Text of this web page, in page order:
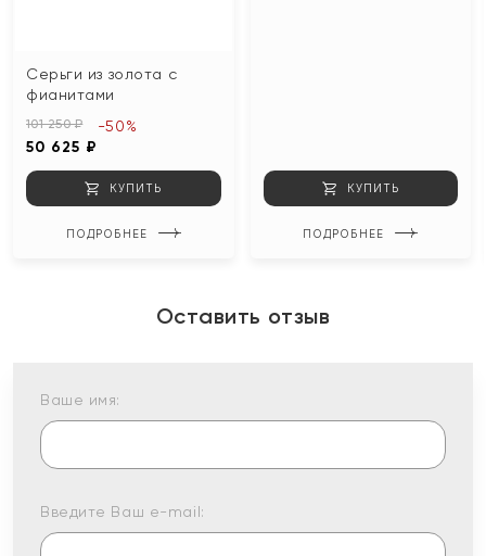
Серьги из золота с
фианитами
101 250 ₽
50 625 ₽
-50%
КУПИТЬ
ПОДРОБНЕЕ
КУПИТЬ
ПОДРОБНЕЕ
Оставить отзыв
Ваше имя:
Введите Ваш e-mail: